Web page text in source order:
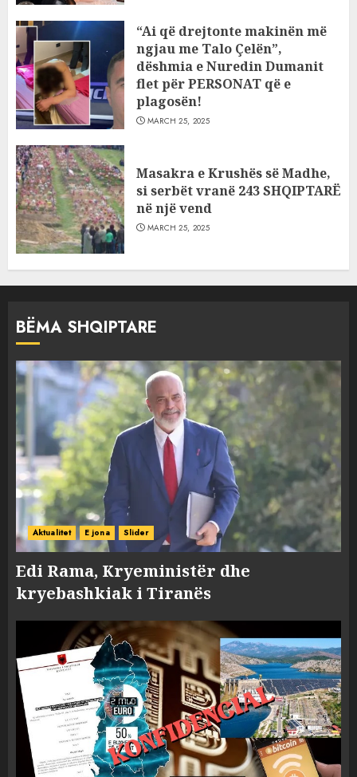
“Ai që drejtonte makinën më
ngjau me Talo Çelën”,
dëshmia e Nuredin Dumanit
flet për PERSONAT që e
plagosën!
MARCH 25, 2025
Masakra e Krushës së Madhe,
si serbët vranë 243 SHQIPTARË
në një vend
MARCH 25, 2025
BËMA SHQIPTARE
Aktualitet E jona Slider
Edi Rama, Kryeministër dhe
kryebashkiak i Tiranës